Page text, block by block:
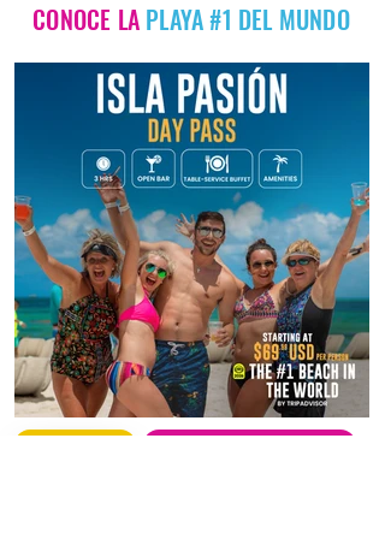
CONOCE LA PLAYA #1 DEL MUNDO